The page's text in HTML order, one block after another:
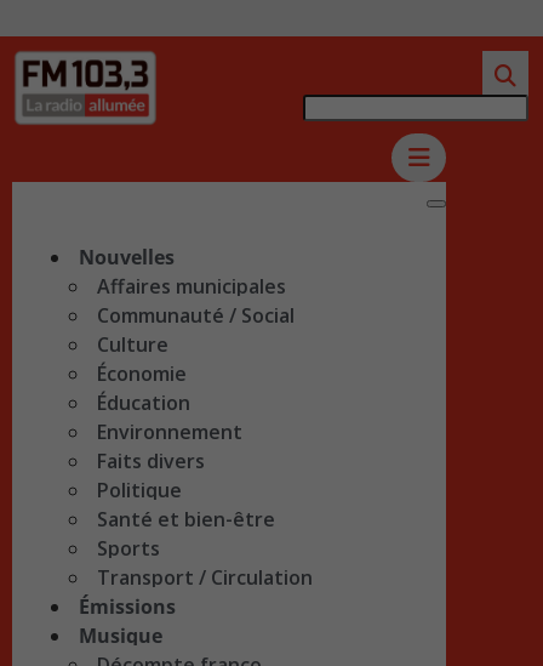
Nouvelles
Affaires municipales
Communauté / Social
Culture
Économie
Éducation
Environnement
Faits divers
Politique
Santé et bien-être
Sports
Transport / Circulation
Émissions
Musique